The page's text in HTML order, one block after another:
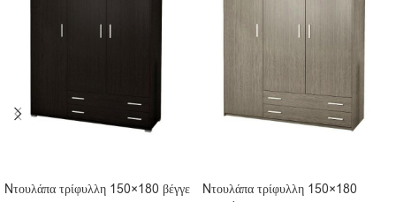
Nτουλάπα τρίφυλλη 150×180 βέγγε
Nτουλάπα τρίφυλλη 150×180